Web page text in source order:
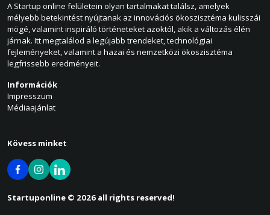
A Startup online felületein olyan tartalmakat találsz, amelyek
mélyebb betekintést nyújtanak az innovációs ökoszisztéma kulisszái
mögé, valamint inspiráló történeteket azoktól, akik a változás élén
járnak. Itt megtalálod a legújabb trendeket, technológiai
fejleményeket, valamint a hazai és nemzetközi ökoszisztéma
legfrissebb eredményeit.
Információk
Impresszum
Médiaajánlat
Kövess minket
Startuponline © 2026 all rights reserved!